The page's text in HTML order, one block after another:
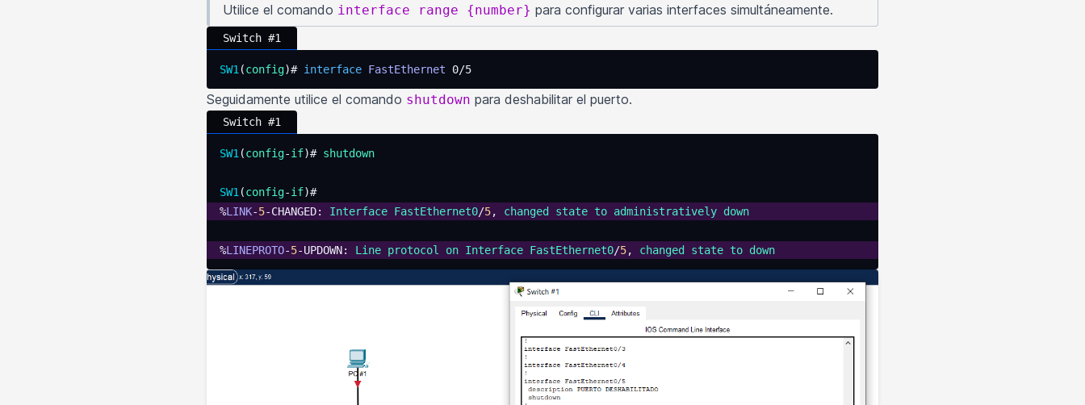
Utilice el comando interface range {number} para configurar varias interfaces simultáneamente.
Switch #1
SW1 (config)# interface FastEthernet 0/5
Seguidamente utilice el comando shutdown para deshabilitar el puerto.
Switch #1
SW1 (config-if)# shutdown
SW1 (config-if)#
%LINK-5-CHANGED: Interface FastEthernet0/5, changed state to administratively down
%LINEPROTO-5-UPDOWN: Line protocol on Interface FastEthernet0/5, changed state to down